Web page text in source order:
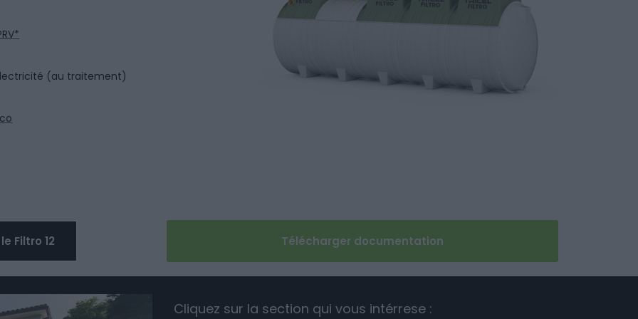
(au traitement)
Filtro 12 Télécharger documentation
Cliquez sur la section qui vous intérrese :